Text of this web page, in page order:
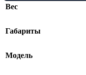
Вес
Габариты
Модель